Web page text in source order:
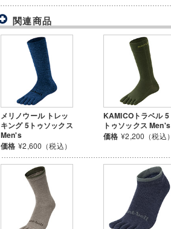
関連商品
メリノウール トレッ
キング 5トゥソックス
Men's
価格 ¥2,600（税込）
KAMICOトラベル 5
トゥソックス Men's
価格 ¥2,200（税込）